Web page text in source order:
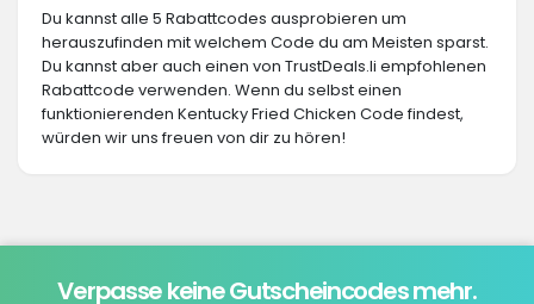
Du kannst alle 5 Rabattcodes ausprobieren um
herauszufinden mit welchem Code du am Meisten sparst.
Du kannst aber auch einen von TrustDeals.li empfohlenen
Rabattcode verwenden. Wenn du selbst einen
funktionierenden Kentucky Fried Chicken Code findest,
würden wir uns freuen von dir zu hören!
Verpasse keine Gutscheincodes mehr.